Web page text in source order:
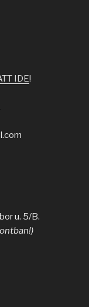
IDE!
u. 5/B.